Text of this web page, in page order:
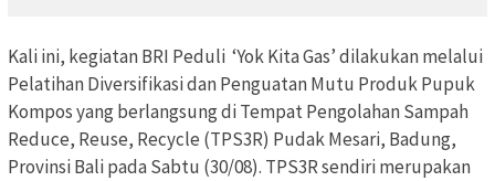
Kali ini, kegiatan BRI Peduli ‘Yok Kita Gas’ dilakukan melalui
Pelatihan Diversifikasi dan Penguatan Mutu Produk Pupuk
Kompos yang berlangsung di Tempat Pengolahan Sampah
Reduce, Reuse, Recycle (TPS3R) Pudak Mesari, Badung,
Provinsi Bali pada Sabtu (30/08). TPS3R sendiri merupakan